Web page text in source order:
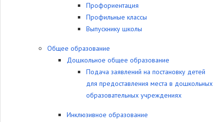
Профориентация
Профильные классы
Выпускнику школы
Общее образование
Дошкольное общее образование
Подача заявлений на постановку детей
для предоставления места в дошкольных
образовательных учреждениях
Инклюзивное образование